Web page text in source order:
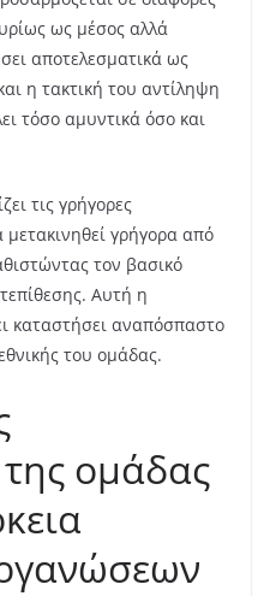
ως μέσος αλλά
αποτελεσματικά ως
η τακτική του αντίληψη
τόσο αμυντικά όσο και
τις γρήγορες
γρήγορα από
τον βασικό
Αυτή η
καταστήσει αναπόσπαστο
του ομάδας.
της ομάδας